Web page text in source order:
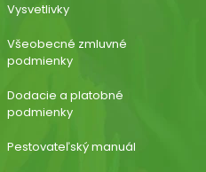
Vysvetlivky
Všeobecné zmluvné
podmienky
Dodacie a platobné
podmienky
Pestovateľský manuál